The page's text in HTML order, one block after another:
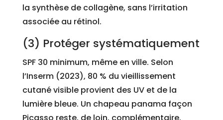
la synthèse de collagène, sans l’irritation
associée au rétinol.
(3) Protéger systématiquement
SPF 30 minimum, même en ville. Selon
l’Inserm (2023), 80 % du vieillissement
cutané visible provient des UV et de la
lumière bleue. Un chapeau panama façon